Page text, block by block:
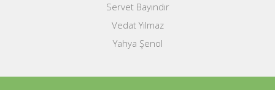
Servet Bayındır
Vedat Yılmaz
Yahya Şenol